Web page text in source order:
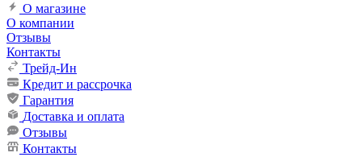
О магазине
О компании
Отзывы
Контакты
Трейд-Ин
Кредит и рассрочка
Гарантия
Доставка и оплата
Отзывы
Контакты